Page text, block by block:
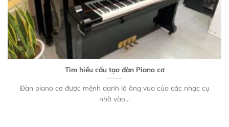
Tìm hiểu cấu tạo đàn Piano cơ
Đàn piano cơ được mệnh danh là ông vua của các nhạc cụ
nhờ vào...